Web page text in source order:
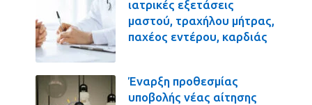
ιατρικές εξετάσεις
μαστού, τραχήλου μήτρας,
παχέος εντέρου, καρδιάς
Έναρξη προθεσμίας
υποβολής νέας αίτησης